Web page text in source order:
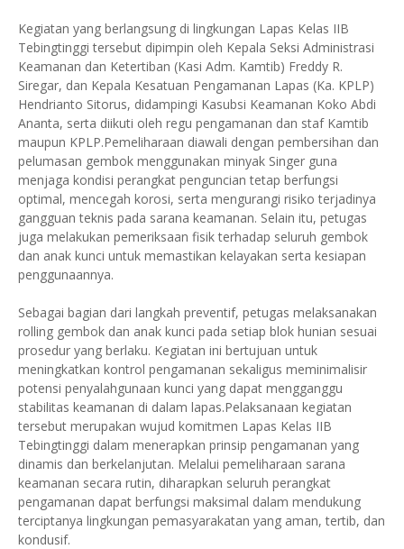
Kegiatan yang berlangsung di lingkungan Lapas Kelas IIB
Tebingtinggi tersebut dipimpin oleh Kepala Seksi Administrasi
Keamanan dan Ketertiban (Kasi Adm. Kamtib) Freddy R.
Siregar, dan Kepala Kesatuan Pengamanan Lapas (Ka. KPLP)
Hendrianto Sitorus, didampingi Kasubsi Keamanan Koko Abdi
Ananta, serta diikuti oleh regu pengamanan dan staf Kamtib
maupun KPLP.Pemeliharaan diawali dengan pembersihan dan
pelumasan gembok menggunakan minyak Singer guna
menjaga kondisi perangkat penguncian tetap berfungsi
optimal, mencegah korosi, serta mengurangi risiko terjadinya
gangguan teknis pada sarana keamanan. Selain itu, petugas
juga melakukan pemeriksaan fisik terhadap seluruh gembok
dan anak kunci untuk memastikan kelayakan serta kesiapan
penggunaannya.
Sebagai bagian dari langkah preventif, petugas melaksanakan
rolling gembok dan anak kunci pada setiap blok hunian sesuai
prosedur yang berlaku. Kegiatan ini bertujuan untuk
meningkatkan kontrol pengamanan sekaligus meminimalisir
potensi penyalahgunaan kunci yang dapat mengganggu
stabilitas keamanan di dalam lapas.Pelaksanaan kegiatan
tersebut merupakan wujud komitmen Lapas Kelas IIB
Tebingtinggi dalam menerapkan prinsip pengamanan yang
dinamis dan berkelanjutan. Melalui pemeliharaan sarana
keamanan secara rutin, diharapkan seluruh perangkat
pengamanan dapat berfungsi maksimal dalam mendukung
terciptanya lingkungan pemasyarakatan yang aman, tertib, dan
kondusif.